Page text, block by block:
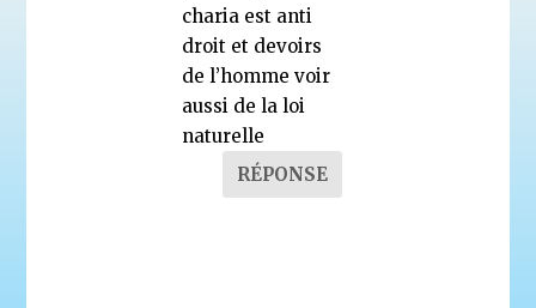
charia est anti
droit et devoirs
de l’homme voir
aussi de la loi
naturelle
RÉPONSE